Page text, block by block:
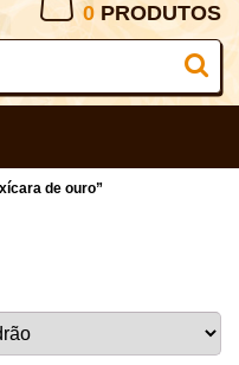
0 PRODUTOS
de ouro”